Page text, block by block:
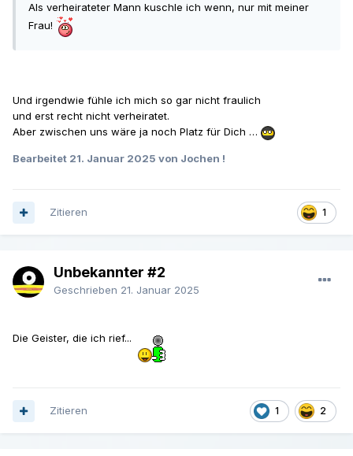
Als verheirateter Mann kuschle ich wenn, nur mit meiner
Frau!
Und irgendwie fühle ich mich so gar nicht fraulich
und erst recht nicht verheiratet.
Aber zwischen uns wäre ja noch Platz für Dich …
Bearbeitet 21. Januar 2025 von Jochen !
1
Zitieren
Unbekannter #2
Geschrieben 21. Januar 2025
Die Geister, die ich rief...
1 2
Zitieren